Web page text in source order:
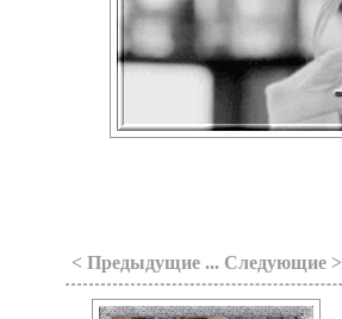
< Предыдущие ... Следующие >